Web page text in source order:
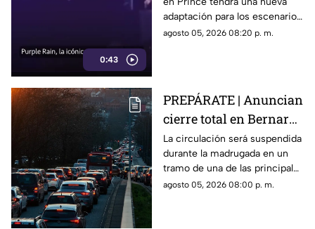
0:43
llegará renovada
adaptación para los escenarios
con un enfoque distinto al de
agosto 05, 2026 08:20 p. m.
PREPÁRATE | Anuncian
cierre total en Bernardo
Quintana; este será el
horario
La circulación será suspendida
durante la madrugada en un
tramo de una de las principales
vialidades de Querétaro.
agosto 05, 2026 08:00 p. m.